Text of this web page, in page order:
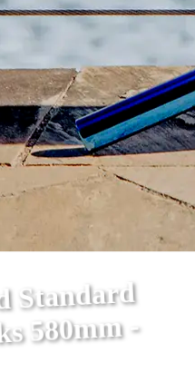
Standard
580mm -